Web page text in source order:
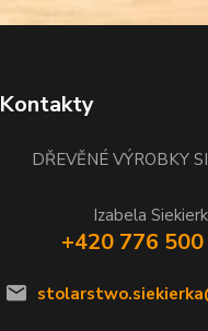
Kontakty
DŘEVĚNÉ VÝROBKY
Izabela
+420 776